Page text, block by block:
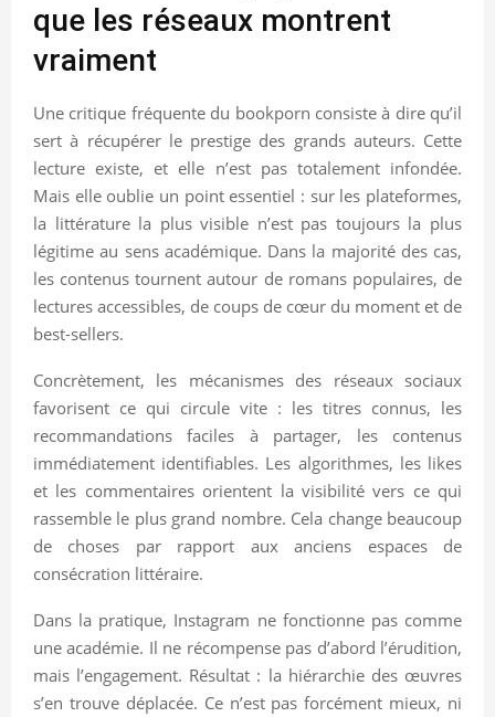
que les réseaux montrent
vraiment
Une critique fréquente du bookporn consiste à dire qu’il
sert à récupérer le prestige des grands auteurs. Cette
lecture existe, et elle n’est pas totalement infondée.
Mais elle oublie un point essentiel : sur les plateformes,
la littérature la plus visible n’est pas toujours la plus
légitime au sens académique. Dans la majorité des cas,
les contenus tournent autour de romans populaires, de
lectures accessibles, de coups de cœur du moment et de
best-sellers.
Concrètement, les mécanismes des réseaux sociaux
favorisent ce qui circule vite : les titres connus, les
recommandations faciles à partager, les contenus
immédiatement identifiables. Les algorithmes, les likes
et les commentaires orientent la visibilité vers ce qui
rassemble le plus grand nombre. Cela change beaucoup
de choses par rapport aux anciens espaces de
consécration littéraire.
Dans la pratique, Instagram ne fonctionne pas comme
une académie. Il ne récompense pas d’abord l’érudition,
mais l’engagement. Résultat : la hiérarchie des œuvres
s’en trouve déplacée. Ce n’est pas forcément mieux, ni